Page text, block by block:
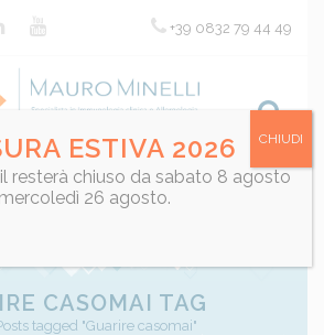
+39 0832 79 44 49
CASOMAI TAG
tagged "Guarire casomai"
ESTIVA 2026
resterà chiuso da sabato 8 agosto
26 agosto.
CHIUDI